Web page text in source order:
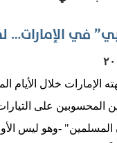
بينهما، جعلت كميات
الشهر الفضيل تكفي
تمد مراكز الأبحاث
بل…
في الإمارات…
الإمارات خلال الأيام
المحسوبين على
المسلمين" -وهو ليس